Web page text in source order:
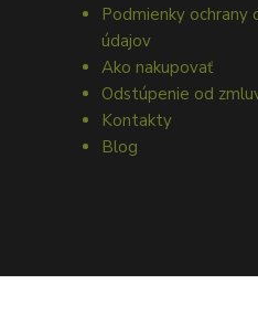
Podmienky ochrany
údajov
Ako nakupovať
Odstúpenie od
Kontakty
Blog